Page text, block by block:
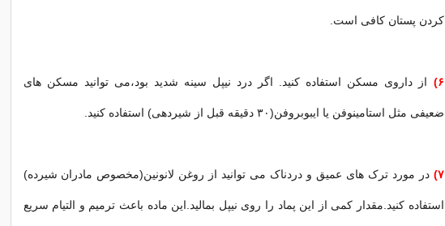
کردن پستان کافی است.
۶) از داروی مسکن استفاده کنید. اگر درد نیپل سینه شدید بود،می توانید مسکن های
ضعیفی مثل استامینوفن یا ایبوبروفن(۳۰ دقیقه قبل از شیردهی) استفاده کنید.
۷) در مورد ترک های عمیق و دردناک می توانید از روغن لانونین(مخصوص مادران شیرده)
استفاده کنید.مقدار کمی از این پماد را روی نیپل بمالید.این ماده باعث ترمیم و التیام سریع